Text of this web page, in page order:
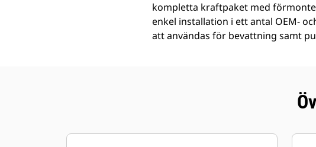
kompletta kraftpaket med
enkel installation i ett antal OEM-
att användas för bevattning samt